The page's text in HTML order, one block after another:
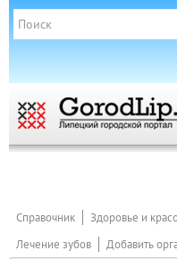
Справочник Здоровье и
Лечение зубов
Добавить